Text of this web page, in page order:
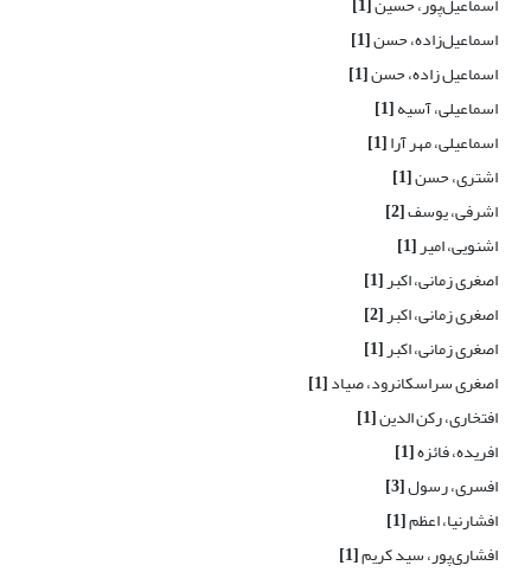
اسماعیل‌زاده، حسن[1]
اسماعیل زاده، حسن[1]
اسماعیلی، آسیه[1]
اسماعیلی، مهر آرا[1]
اشتری، حسن[1]
اشرفی، یوسف[2]
اشنویی، امیر[1]
اصغری زمانی، اکبر[1]
اصغری زمانی، اکبر[2]
اصغری زمانی، اکبر[1]
اصغری سراسکانرود، صیاد[1]
افتخاری، رکن الدین[1]
افریده، فائزه[1]
افسری، رسول[3]
افشارنیا، اعظم[1]
افشاری‌پور، سید کریم[1]